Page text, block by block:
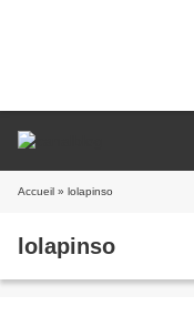
Accueil » lolapinso
lolapinso